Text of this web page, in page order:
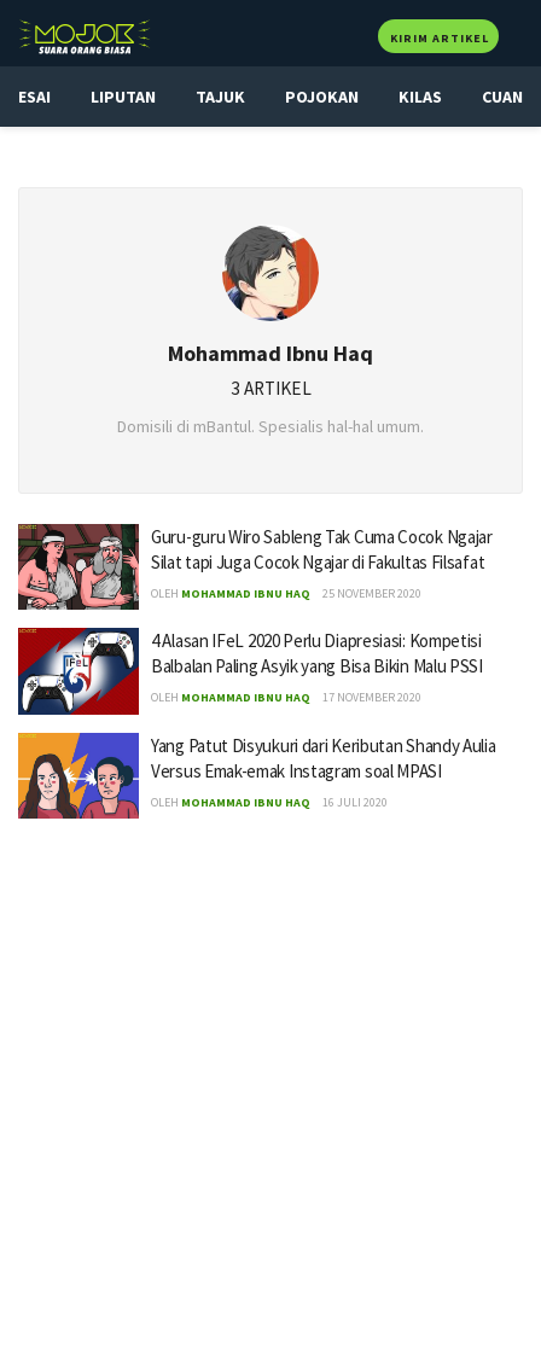
KIRIM ARTIKEL
ESAI LIPUTAN TAJUK POJOKAN KILAS CUAN
Mohammad Ibnu Haq
3 ARTIKEL
Domisili di mBantul. Spesialis hal-hal umum.
Guru-guru Wiro Sableng Tak Cuma Cocok Ngajar
Silat tapi Juga Cocok Ngajar di Fakultas Filsafat
OLEH MOHAMMAD IBNU HAQ 25 NOVEMBER 2020
4 Alasan IFeL 2020 Perlu Diapresiasi: Kompetisi
Balbalan Paling Asyik yang Bisa Bikin Malu PSSI
OLEH MOHAMMAD IBNU HAQ 17 NOVEMBER 2020
Yang Patut Disyukuri dari Keributan Shandy Aulia
Versus Emak-emak Instagram soal MPASI
OLEH MOHAMMAD IBNU HAQ 16 JULI 2020